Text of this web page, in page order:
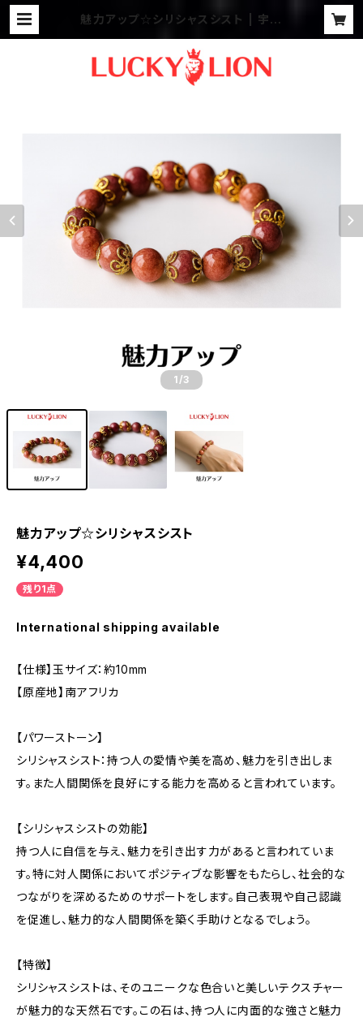
魅力アップ☆シリシャスシスト | 宇宙
1 /3
魅力アップ☆シリシャスシスト
¥4,400
残り1点
International shipping available
【仕様】玉サイズ：約10mm
【原産地】南アフリカ
【パワーストーン】
シリシャスシスト：持つ人の愛情や美を高め、魅力を引き出しま
す。また人間関係を良好にする能力を高めると言われています。
【シリシャスシストの効能】
持つ人に自信を与え、魅力を引き出す力があると言われていま
す。特に対人関係においてポジティブな影響をもたらし、社会的な
つながりを深めるためのサポートをします。自己表現や自己認識
を促進し、魅力的な人間関係を築く手助けとなるでしょう。
【特徴】
シリシャスシストは、そのユニークな色合いと美しいテクスチャー
が魅力的な天然石です。この石は、持つ人に内面的な強さと魅力